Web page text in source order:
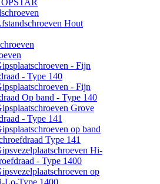
Hout
- Fijn
- Type 140
- Fijn
Op band - Type 140
Grove
- Type 141
op band
Type 141
Hi-
- Type 1400
op